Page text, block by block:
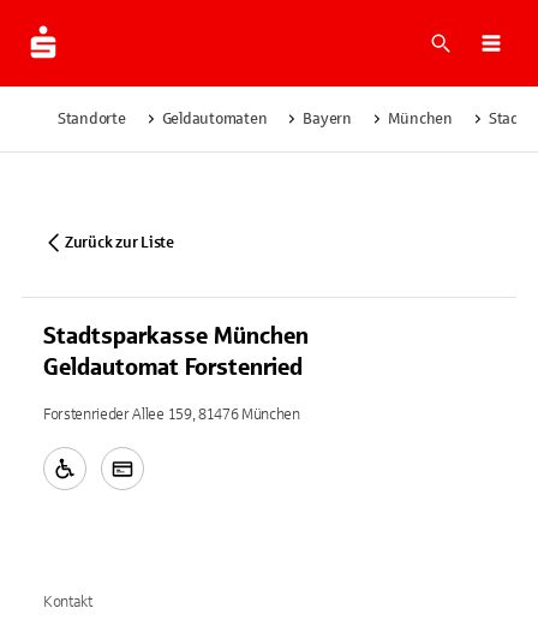
Suche
Standorte Geldautomaten Bayern München
Zurück zur Liste
Stadtsparkasse München
Geldautomat Forstenried
Forstenrieder Allee 159, 81476 München
Kontakt